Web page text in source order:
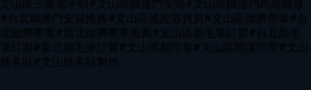
文山區三星電子鎖#文山區鐵捲門安裝#文山區鐵捲門馬達維修
#台北鐵捲門安裝推薦#文山區遙控器拷貝#文山區做臍帶章#台
北做臍帶章#新北做臍帶章推薦#文山區胎毛筆訂製#台北胎毛
筆訂製#新北胎毛筆訂製#文山區刻印章#文山區開運印章#文山
姓名貼#文山姓名貼製作